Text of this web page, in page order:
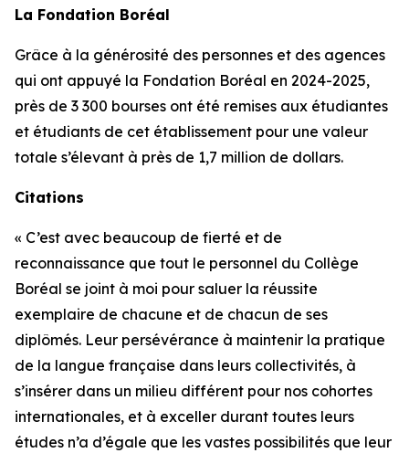
La Fondation Boréal
Grâce à la générosité des personnes et des agences
qui ont appuyé la Fondation Boréal en 2024-2025,
près de 3 300 bourses ont été remises aux étudiantes
et étudiants de cet établissement pour une valeur
totale s’élevant à près de 1,7 million de dollars.
Citations
« C’est avec beaucoup de fierté et de
reconnaissance que tout le personnel du Collège
Boréal se joint à moi pour saluer la réussite
exemplaire de chacune et de chacun de ses
diplômés. Leur persévérance à maintenir la pratique
de la langue française dans leurs collectivités, à
s’insérer dans un milieu différent pour nos cohortes
internationales, et à exceller durant toutes leurs
études n’a d’égale que les vastes possibilités que leur